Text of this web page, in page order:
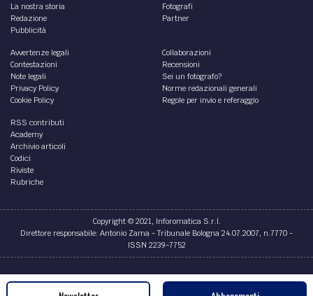
La nostra storia
Redazione
Pubblicità
Fotografi
Partner
Avvertenze legali
Contestazioni
Note legali
Privacy Policy
Cookie Policy
Collaborazioni
Recensioni
Sei un fotografo?
Norme redazionali generali
Regole per invio e referaggio
RSS contributi
Academy
Archivio articoli
Codici
Riviste
Rubriche
Copyright © 2021, Inforomatica S.r.l.
Direttore responsabile: Antonio Zama - Tribunale Bologna 24.07.2007, n.7770 -
ISSN 2239-7752
Credits